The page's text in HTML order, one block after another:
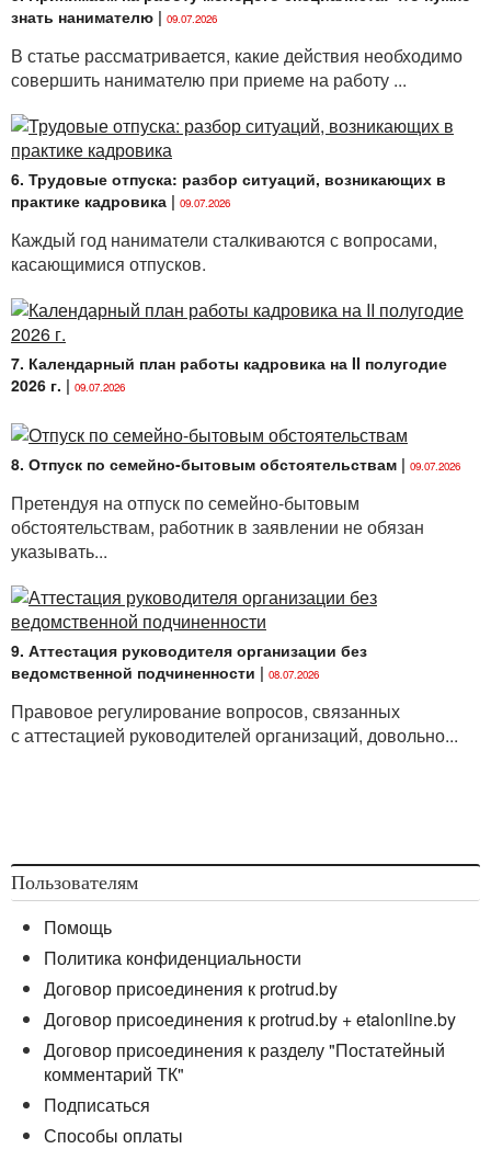
знать нанимателю | 09.07.2026
В статье рассматривается, какие действия необходимо
совершить нанимателю при приеме на работу ...
6. Трудовые отпуска: разбор ситуаций, возникающих в
практике кадровика | 09.07.2026
Каждый год наниматели сталкиваются с вопросами,
касающимися отпусков.
7. Календарный план работы кадровика на II полугодие
2026 г. | 09.07.2026
8. Отпуск по семейно-бытовым обстоятельствам | 09.07.2026
Претендуя на отпуск по семейно-бытовым
обстоятельствам, работник в заявлении не обязан
указывать...
9. Аттестация руководителя организации без
ведомственной подчиненности | 08.07.2026
Правовое регулирование вопросов, связанных
с аттестацией руководителей организаций, довольно...
Пользователям
Помощь
Политика конфиденциальности
Договор присоединения к protrud.by
Договор присоединения к protrud.by + etalonline.by
Договор присоединения к разделу "Постатейный
комментарий ТК"
Подписаться
Способы оплаты